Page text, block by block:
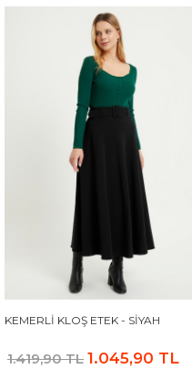
KEMERLI KLOŞ ETEK - SIYAH
1.419,90 TL 1.045,90 TL